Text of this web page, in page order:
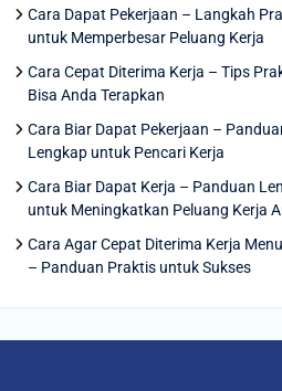
Cara Dapat Pekerjaan – Langkah
untuk Memperbesar Peluang Kerja
Cara Cepat Diterima Kerja – Tips
Bisa Anda Terapkan
Cara Biar Dapat Pekerjaan –
Lengkap untuk Pencari Kerja
Cara Biar Dapat Kerja – Panduan
untuk Meningkatkan Peluang Kerja
Cara Agar Cepat Diterima Kerja
– Panduan Praktis untuk Sukses